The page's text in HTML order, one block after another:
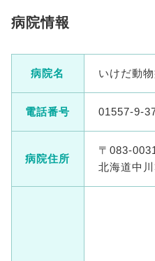
病院情報
病院名 いけだ動
電話番号 01557-9-
病院住所
〒083-
北海道中